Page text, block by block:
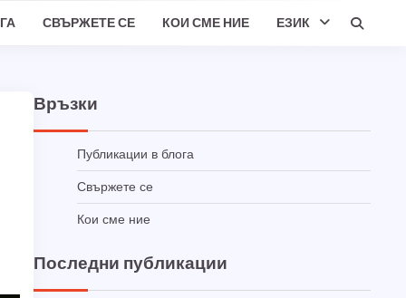
СВЪРЖЕТЕ СЕ КОИ СМЕ НИЕ ЕЗИК
Връзки
Публикации в блога
Свържете се
Кои сме ние
Последни публикации